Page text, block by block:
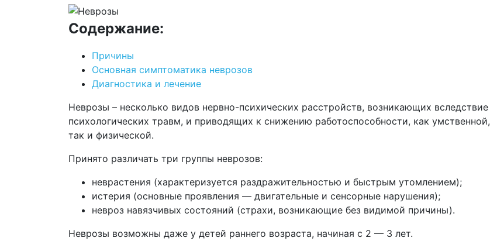
Содержание:
Причины
Основная симптоматика неврозов
Диагностика и лечение
Неврозы – несколько видов нервно-психических расстройств, возникающих вследствие
психологических травм, и приводящих к снижению работоспособности, как умственной,
так и физической.
Принято различать три группы неврозов:
неврастения (характеризуется раздражительностью и быстрым утомлением);
истерия (основные проявления — двигательные и сенсорные нарушения);
невроз навязчивых состояний (страхи, возникающие без видимой причины).
Неврозы возможны даже у детей раннего возраста, начиная с 2 — 3 лет.